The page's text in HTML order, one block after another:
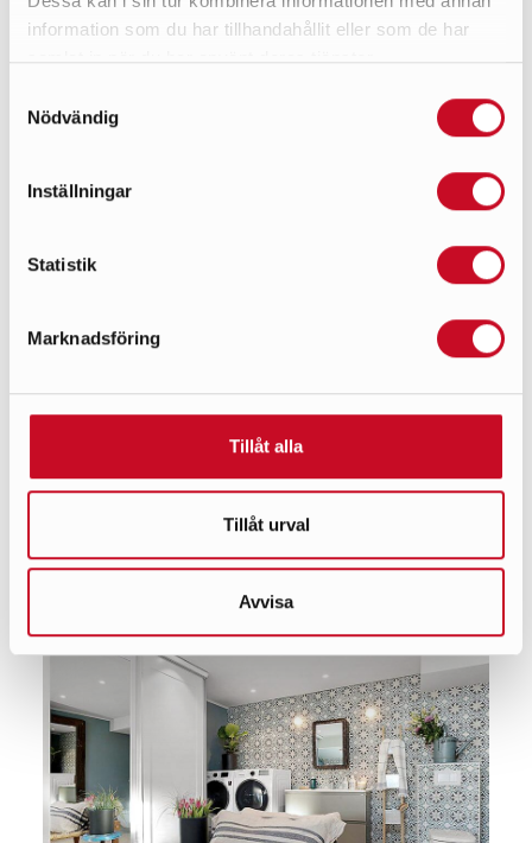
information som du har tillhandahållit eller som de har
Nödvändig
Inställningar
Statistik
Marknadsföring
Tillåt alla
Tillåt urval
Avvisa